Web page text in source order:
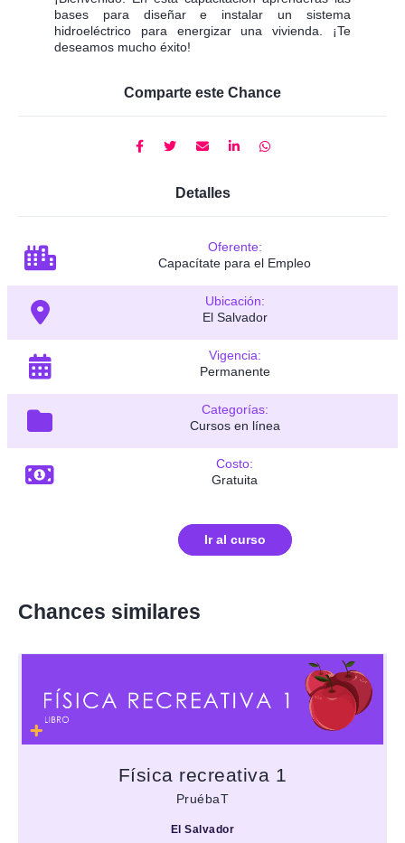
bases para diseñar e instalar un sistema
hidroeléctrico para energizar una vivienda. ¡Te
deseamos mucho éxito!
Comparte este Chance
Detalles
Oferente:
Capacítate para el Empleo
Ubicación:
El Salvador
Vigencia:
Permanente
Categorías:
Cursos en línea
Costo:
Gratuita
Ir al curso
Chances similares
Física recreativa 1
PruébaT
El Salvador